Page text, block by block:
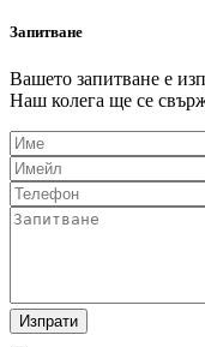
Запитване
Вашето запитване е
Наш колега ще се
Изпрати